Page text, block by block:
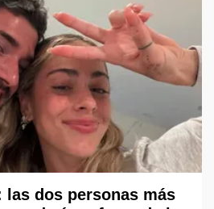
las dos personas más